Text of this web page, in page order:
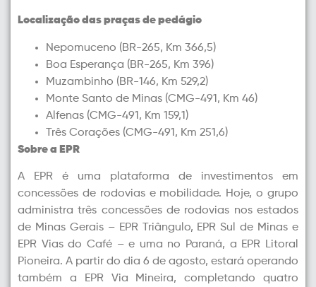
Localização das praças de pedágio
Nepomuceno (BR-265, Km 366,5)
Boa Esperança (BR-265, Km 396)
Muzambinho (BR-146, Km 529,2)
Monte Santo de Minas (CMG-491, Km 46)
Alfenas (CMG-491, Km 159,1)
Três Corações (CMG-491, Km 251,6)
Sobre a EPR
A EPR é uma plataforma de investimentos em
concessões de rodovias e mobilidade. Hoje, o grupo
administra três concessões de rodovias nos estados
de Minas Gerais – EPR Triângulo, EPR Sul de Minas e
EPR Vias do Café – e uma no Paraná, a EPR Litoral
Pioneira. A partir do dia 6 de agosto, estará operando
também a EPR Via Mineira, completando quatro